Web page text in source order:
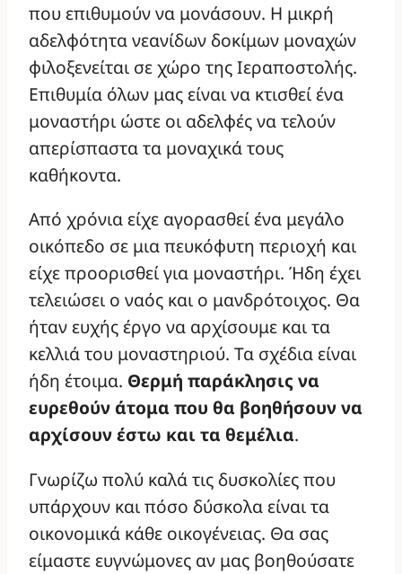
που επιθυμούν να μονάσουν. Η μικρή
αδελφότητα νεανίδων δοκίμων μοναχών
φιλοξενείται σε χώρο της Ιεραποστολής.
Επιθυμία όλων μας είναι να κτισθεί ένα
μοναστήρι ώστε οι αδελφές να τελούν
απερίσπαστα τα μοναχικά τους
καθήκοντα.
Από χρόνια είχε αγορασθεί ένα μεγάλο
οικόπεδο σε μια πευκόφυτη περιοχή και
είχε προορισθεί για μοναστήρι. Ήδη έχει
τελειώσει ο ναός και ο μανδρότοιχος. Θα
ήταν ευχής έργο να αρχίσουμε και τα
κελλιά του μοναστηριού. Τα σχέδια είναι
ήδη έτοιμα. Θερμή παράκλησις να
ευρεθούν άτομα που θα βοηθήσουν να
αρχίσουν έστω και τα θεμέλια.
Γνωρίζω πολύ καλά τις δυσκολίες που
υπάρχουν και πόσο δύσκολα είναι τα
οικονομικά κάθε οικογένειας. Θα σας
είμαστε ευγνώμονες αν μας βοηθούσατε